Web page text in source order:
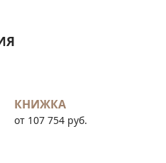
КНИЖКА
от 107 754 руб.